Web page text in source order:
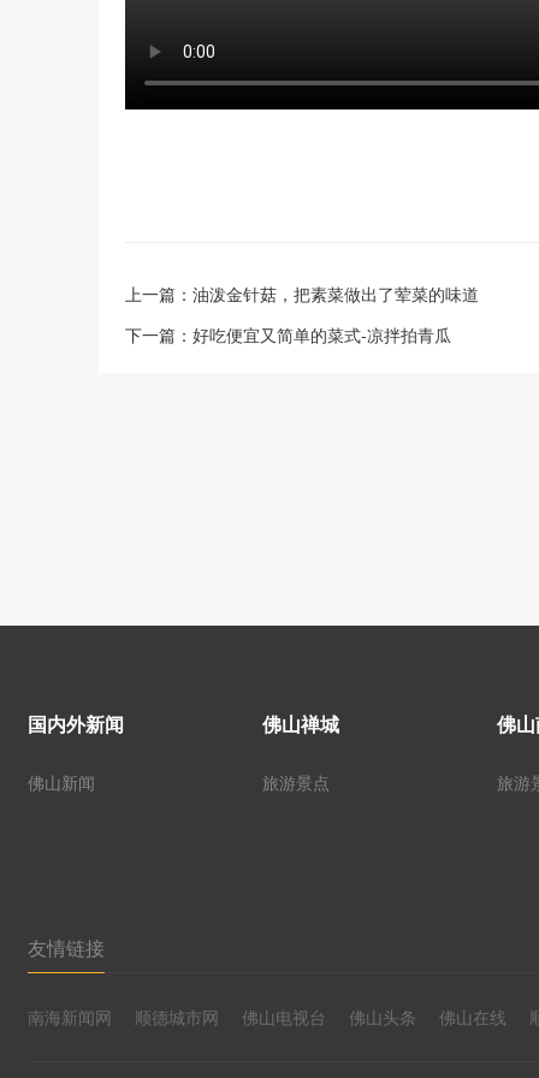
上一篇： 油泼金针菇，把素菜做出了荤菜的味道
下一篇： 好吃便宜又简单的菜式-凉拌拍青瓜
国内外新闻
佛山新闻
佛山禅城
旅游景点
佛
旅游
友情链接
南海新闻网 顺德城市网 佛山电视台 佛山头条 佛山在线